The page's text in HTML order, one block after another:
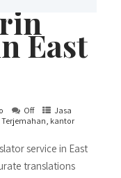
East
Off
Jasa
Terjemahan, kantor
service in East
translations